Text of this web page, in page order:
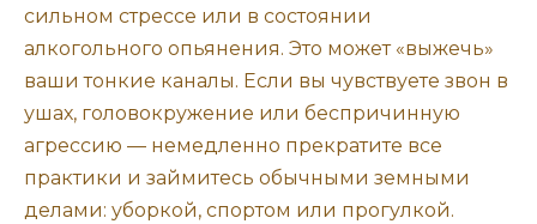
сильном стрессе или в состоянии
алкогольного опьянения. Это может «выжечь»
ваши тонкие каналы. Если вы чувствуете звон в
ушах, головокружение или беспричинную
агрессию — немедленно прекратите все
практики и займитесь обычными земными
делами: уборкой, спортом или прогулкой.